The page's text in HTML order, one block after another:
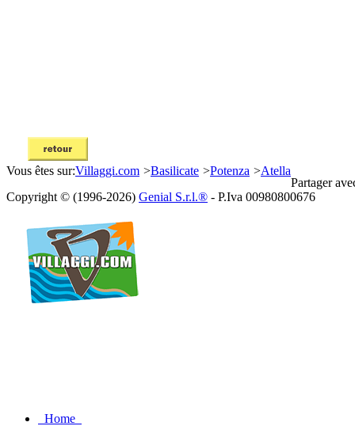
Vous êtes sur:Villaggi.com >Basilicate >Potenza >Atella
Partager
Copyright © (1996-2026) Genial S.r.l.® - P.Iva 00980800676
Home